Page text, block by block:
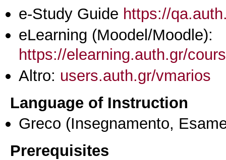
e-Study Guide https://
eLearning (Moodel/Moodle):
https://elearning.auth.gr/
Altro: users.auth.gr/vmarios
Language of Instruction
Greco (Insegnamento,
Prerequisites